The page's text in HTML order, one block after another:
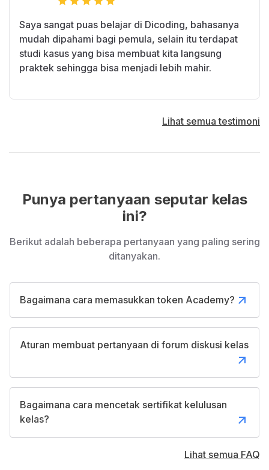
Saya sangat puas belajar di Dicoding, bahasanya
mudah dipahami bagi pemula, selain itu terdapat
studi kasus yang bisa membuat kita langsung
praktek sehingga bisa menjadi lebih mahir.
Lihat semua testimoni
Punya pertanyaan seputar kelas
ini?
Berikut adalah beberapa pertanyaan yang paling sering
ditanyakan.
Bagaimana cara memasukkan token Academy?
Aturan membuat pertanyaan di forum diskusi kelas
Bagaimana cara mencetak sertifikat kelulusan
kelas?
Lihat semua FAQ